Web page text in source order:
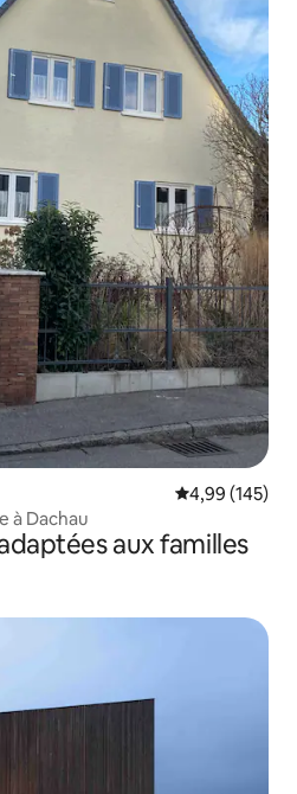
Note
4,99 (145)
à Dachau
aux familles